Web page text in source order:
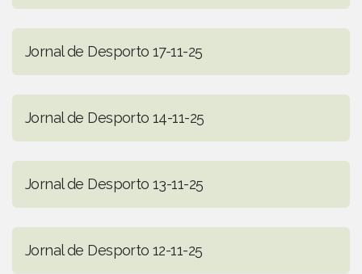
Jornal de Desporto 17-11-25
Jornal de Desporto 14-11-25
Jornal de Desporto 13-11-25
Jornal de Desporto 12-11-25